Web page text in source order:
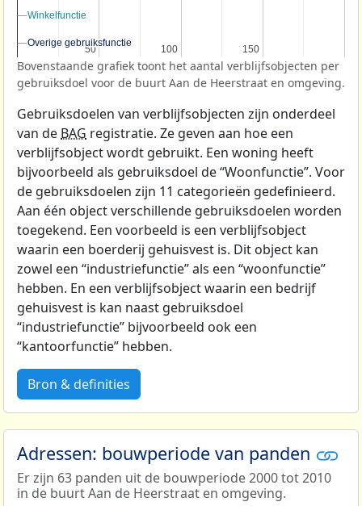
50
50 100
100 150
150
Winkelfunctie
Winkelfunctie
Overige gebruiksfunctie
Overige gebruiksfunctie
Bovenstaande grafiek toont het aantal verblijfsobjecten per
gebruiksdoel voor de buurt Aan de Heerstraat en omgeving.
Gebruiksdoelen van verblijfsobjecten zijn onderdeel
van de BAG registratie. Ze geven aan hoe een
verblijfsobject wordt gebruikt. Een woning heeft
bijvoorbeeld als gebruiksdoel de “Woonfunctie”. Voor
de gebruiksdoelen zijn 11 categorieën gedefinieerd.
Aan één object verschillende gebruiksdoelen worden
toegekend. Een voorbeeld is een verblijfsobject
waarin een boerderij gehuisvest is. Dit object kan
zowel een “industriefunctie” als een “woonfunctie”
hebben. En een verblijfsobject waarin een bedrijf
gehuisvest is kan naast gebruiksdoel
“industriefunctie” bijvoorbeeld ook een
“kantoorfunctie” hebben.
Bron & definities
Adressen: bouwperiode van panden
Er zijn 63 panden uit de bouwperiode 2000 tot 2010
in de buurt Aan de Heerstraat en omgeving.